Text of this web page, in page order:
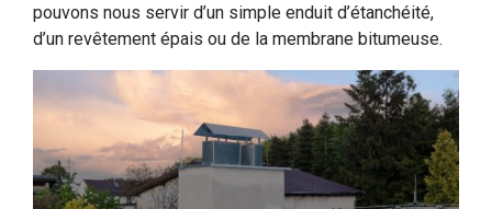
pouvons nous servir d’un simple enduit d’étanchéité,
d’un revêtement épais ou de la membrane bitumeuse.